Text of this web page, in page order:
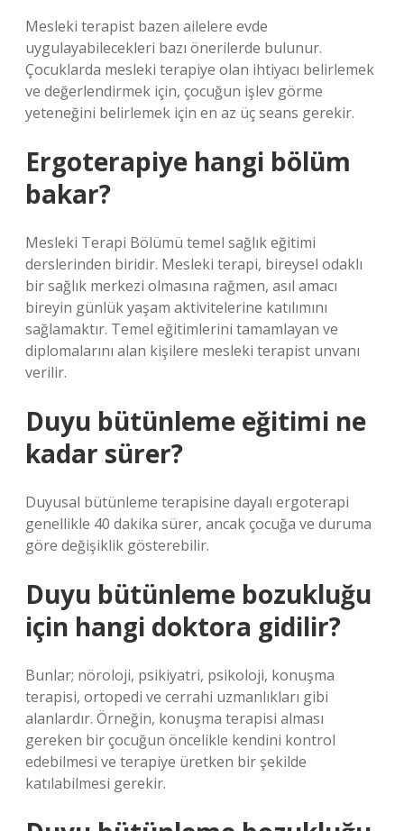
Mesleki terapist bazen ailelere evde
uygulayabilecekleri bazı önerilerde bulunur.
Çocuklarda mesleki terapiye olan ihtiyacı belirlemek
ve değerlendirmek için, çocuğun işlev görme
yeteneğini belirlemek için en az üç seans gerekir.
Ergoterapiye hangi bölüm
bakar?
Mesleki Terapi Bölümü temel sağlık eğitimi
derslerinden biridir. Mesleki terapi, bireysel odaklı
bir sağlık merkezi olmasına rağmen, asıl amacı
bireyin günlük yaşam aktivitelerine katılımını
sağlamaktır. Temel eğitimlerini tamamlayan ve
diplomalarını alan kişilere mesleki terapist unvanı
verilir.
Duyu bütünleme eğitimi ne
kadar sürer?
Duyusal bütünleme terapisine dayalı ergoterapi
genellikle 40 dakika sürer, ancak çocuğa ve duruma
göre değişiklik gösterebilir.
Duyu bütünleme bozukluğu
için hangi doktora gidilir?
Bunlar; nöroloji, psikiyatri, psikoloji, konuşma
terapisi, ortopedi ve cerrahi uzmanlıkları gibi
alanlardır. Örneğin, konuşma terapisi alması
gereken bir çocuğun öncelikle kendini kontrol
edebilmesi ve terapiye üretken bir şekilde
katılabilmesi gerekir.